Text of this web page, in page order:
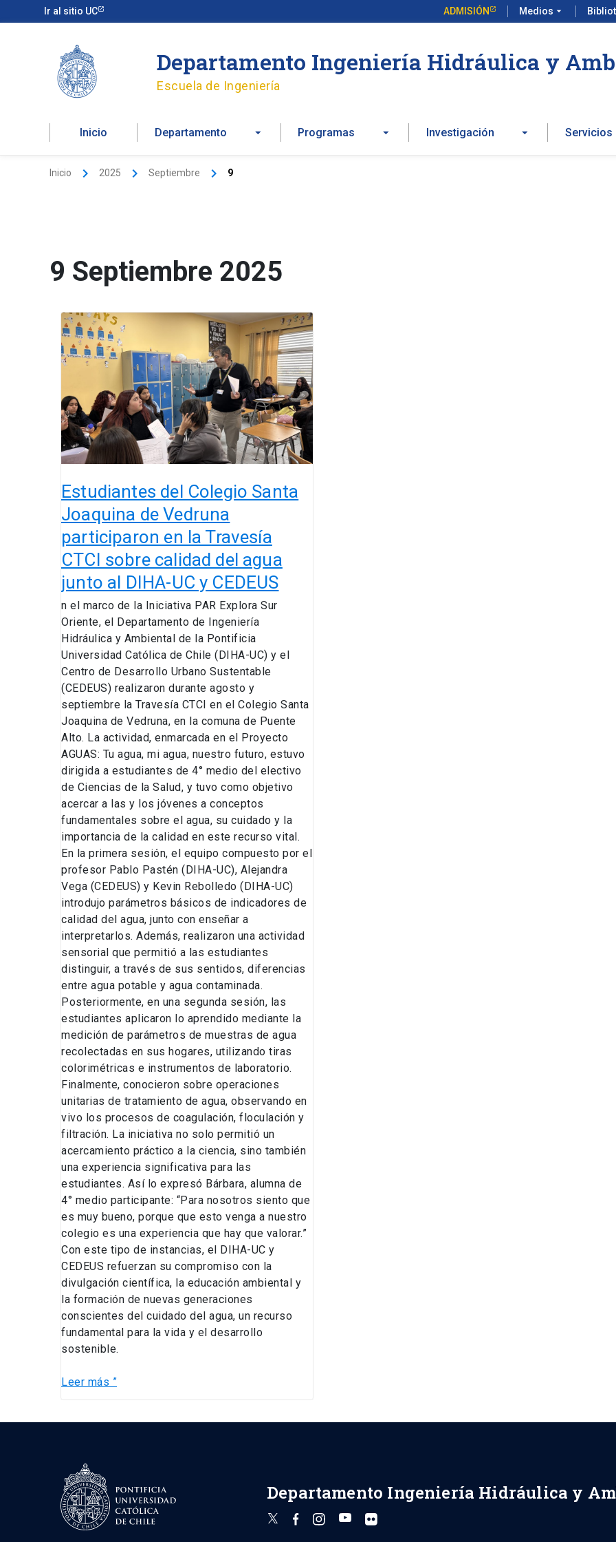
Ir al sitio UC ADMISIÓN Medios arrow_drop_down
al
Departamento Ingeniería Hidráulica y
Escuela de Ingeniería
Inicio Departamento Programas Investigación Servicios
Inicio 2025 Septiembre 9
9 Septiembre 2025
Estudiantes del Colegio Santa
Joaquina de Vedruna
participaron en la Travesía
CTCI sobre calidad del agua
junto al DIHA-UC y CEDEUS
n el marco de la Iniciativa PAR Explora Sur
Oriente, el Departamento de Ingeniería
Hidráulica y Ambiental de la Pontificia
Universidad Católica de Chile (DIHA-UC) y el
Centro de Desarrollo Urbano Sustentable
(CEDEUS) realizaron durante agosto y
septiembre la Travesía CTCI en el Colegio Santa
Joaquina de Vedruna, en la comuna de Puente
Alto. La actividad, enmarcada en el Proyecto
AGUAS: Tu agua, mi agua, nuestro futuro, estuvo
dirigida a estudiantes de 4° medio del electivo
de Ciencias de la Salud, y tuvo como objetivo
acercar a las y los jóvenes a conceptos
fundamentales sobre el agua, su cuidado y la
importancia de la calidad en este recurso vital.
En la primera sesión, el equipo compuesto por el
profesor Pablo Pastén (DIHA-UC), Alejandra
Vega (CEDEUS) y Kevin Rebolledo (DIHA-UC)
introdujo parámetros básicos de indicadores de
calidad del agua, junto con enseñar a
interpretarlos. Además, realizaron una actividad
sensorial que permitió a las estudiantes
distinguir, a través de sus sentidos, diferencias
entre agua potable y agua contaminada.
Posteriormente, en una segunda sesión, las
estudiantes aplicaron lo aprendido mediante la
medición de parámetros de muestras de agua
recolectadas en sus hogares, utilizando tiras
colorimétricas e instrumentos de laboratorio.
Finalmente, conocieron sobre operaciones
unitarias de tratamiento de agua, observando en
vivo los procesos de coagulación, floculación y
filtración. La iniciativa no solo permitió un
acercamiento práctico a la ciencia, sino también
una experiencia significativa para las
estudiantes. Así lo expresó Bárbara, alumna de
4° medio participante: “Para nosotros siento que
es muy bueno, porque que esto venga a nuestro
colegio es una experiencia que hay que valorar.”
Con este tipo de instancias, el DIHA-UC y
CEDEUS refuerzan su compromiso con la
divulgación científica, la educación ambiental y
la formación de nuevas generaciones
conscientes del cuidado del agua, un recurso
fundamental para la vida y el desarrollo
sostenible.
Estudiantes
del
Colegio
Santa
de
Vedruna
participaron
en
la
Travesía
CTCI
sobre
calidad
del
agua
junto
al
DIHA-
UC
y
CEDEUS
Leer más ”
Departamento Ingeniería Hidráulica y